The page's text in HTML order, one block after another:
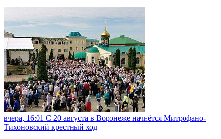
вчера, 16:01 С 20 августа в Воронеже начнётся Митрофано-
Тихоновский крестный ход